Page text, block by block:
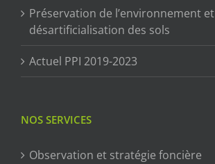
Préservation de l’environnement et
désartificialisation des sols
Actuel PPI 2019-2023
NOS SERVICES
Observation et stratégie foncière